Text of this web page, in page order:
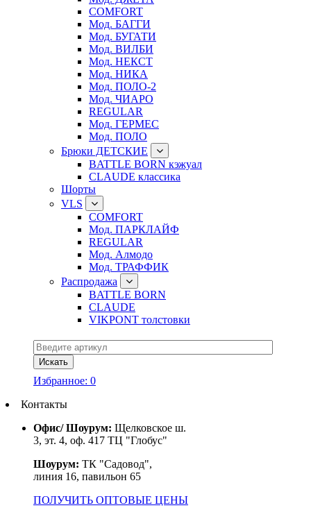
COMFORT
Мод. БАГГИ
Мод. БУГАТИ
Мод. ВИЛБИ
Мод. НЕКСТ
Мод. НИКА
Мод. ПОЛО-2
Мод. ЧИАРО
REGULAR
Мод. ГЕРМЕС
Мод. ПОЛО
Брюки ДЕТСКИЕ
BATTLE BORN кэжуал
CLAUDE классика
Шорты
VLS
COMFORT
Мод. ПАРКЛАЙФ
REGULAR
Мод. Алмодо
Мод. ТРАФФИК
Распродажа
BATTLE BORN
CLAUDE
VIKPONT толстовки
Избранное: 0
Контакты
Офис/ Шоурум: Щелковское ш.
3, эт. 4, оф. 417 ТЦ "Глобус"
Шоурум: ТК "Садовод",
линия 16, павильон 65
ПОЛУЧИТЬ ОПТОВЫЕ ЦЕНЫ